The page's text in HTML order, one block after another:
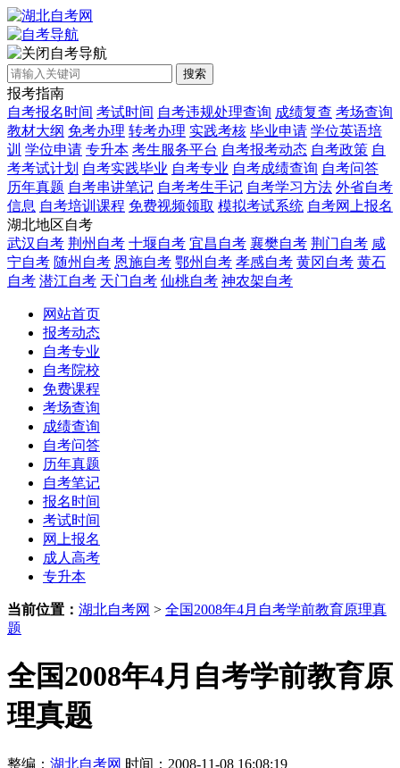
自考导航
搜索
报考指南
自考报名时间 考试时间 自考违规处理查询 成绩复查 考场查询
教材大纲 免考办理 转考办理 实践考核 毕业申请 学位英语培
训 学位申请 专升本 考生服务平台 自考报考动态 自考政策 自
考考试计划 自考实践毕业 自考专业 自考成绩查询 自考问答
历年真题 自考串讲笔记 自考考生手记 自考学习方法 外省自考
信息 自考培训课程 免费视频领取 模拟考试系统 自考网上报名
湖北地区自考
武汉自考 荆州自考 十堰自考 宜昌自考 襄樊自考 荆门自考 咸
宁自考 随州自考 恩施自考 鄂州自考 孝感自考 黄冈自考 黄石
自考 潜江自考 天门自考 仙桃自考 神农架自考
网站首页
报考动态
自考专业
自考院校
免费课程
考场查询
成绩查询
自考问答
历年真题
自考笔记
报名时间
考试时间
网上报名
成人高考
专升本
当前位置： 湖北自考网 > 全国2008年4月自考学前教育原理真
题
全国2008年4月自考学前教育原
理真题
整编： 湖北自考网 时间：2008-11-08 16:08:19